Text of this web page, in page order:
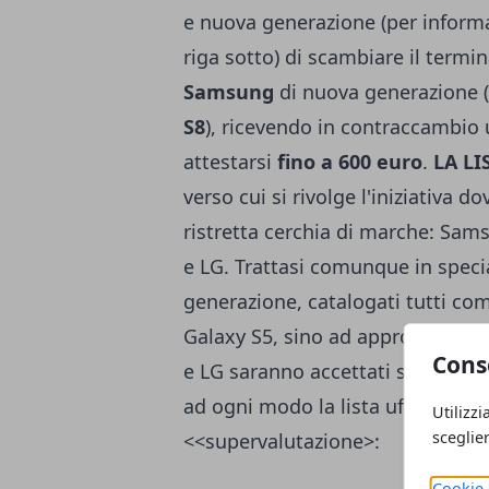
e nuova generazione (per
riga sotto) di scambiare il
Samsung di nuova generazione (
S8), ricevendo in contraccambio
attestarsi fino a 600 euro. LA
verso cui si rivolge l'iniziativa
ristretta cerchia di marche:
e LG. Trattasi comunque in
generazione, catalogati tutti
Galaxy S5, sino ad approdare
e LG saranno accettati
ad ogni modo la lista ufficiale
<<supervalutazione>: